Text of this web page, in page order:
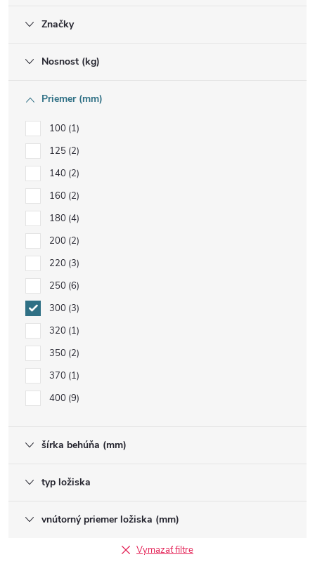
Značky
Nosnost (kg)
Priemer (mm)
100 1
125 2
140 2
160 2
180 4
200 2
220 3
250 6
300 3
320 1
350 2
370 1
400 9
šírka behúňa (mm)
typ ložiska
vnútorný priemer ložiska (mm)
Vymazať filtre